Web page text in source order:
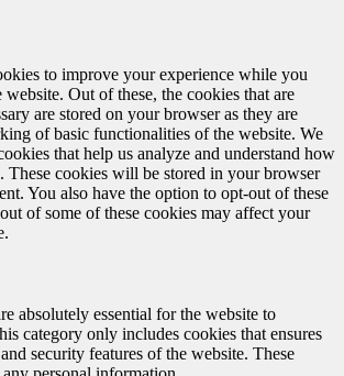
to improve your experience while you
Out of these, the cookies that are
are stored on your browser as they are
of basic functionalities of the website. We
that help us analyze and understand how
These cookies will be stored in your browser
You also have the option to opt-out of these
of some of these cookies may affect your
absolutely essential for the website to
category only includes cookies that ensures
security features of the website. These